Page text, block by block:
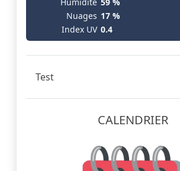
Nuages 17 %
Index UV 0.4
Test
CALENDRIER